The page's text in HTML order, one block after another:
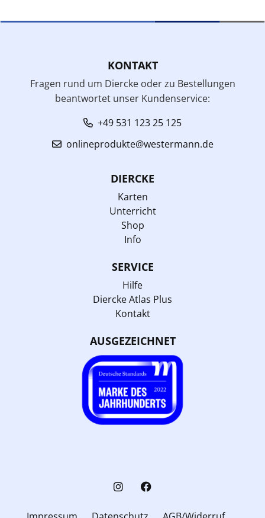
KONTAKT
Fragen rund um Diercke oder zu Bestellungen
beantwortet unser Kundenservice:
+49 531 123 25 125
onlineprodukte@westermann.de
DIERCKE
Karten
Unterricht
Shop
Info
SERVICE
Hilfe
Diercke Atlas Plus
Kontakt
AUSGEZEICHNET